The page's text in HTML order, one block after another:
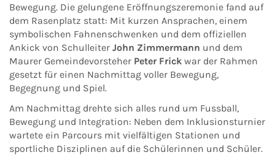
Bewegung. Die gelungene Eröffnungszeremonie fand auf
dem Rasenplatz statt: Mit kurzen Ansprachen, einem
symbolischen Fahnenschwenken und dem offiziellen
Ankick von Schulleiter John Zimmermann und dem
Maurer Gemeindevorsteher Peter Frick war der Rahmen
gesetzt für einen Nachmittag voller Bewegung,
Begegnung und Spiel.
Am Nachmittag drehte sich alles rund um Fussball,
Bewegung und Integration: Neben dem Inklusionsturnier
wartete ein Parcours mit vielfältigen Stationen und
sportliche Disziplinen auf die Schülerinnen und Schüler.